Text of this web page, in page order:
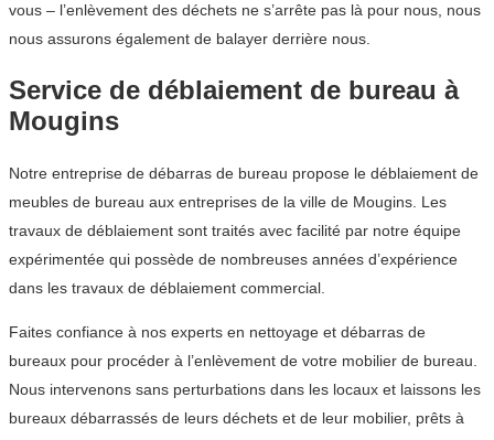
vous – l’enlèvement des déchets ne s’arrête pas là pour nous, nous
nous assurons également de balayer derrière nous.
Service de déblaiement de bureau à
Mougins
Notre entreprise de débarras de bureau propose le déblaiement de
meubles de bureau aux entreprises de la ville de Mougins. Les
travaux de déblaiement sont traités avec facilité par notre équipe
expérimentée qui possède de nombreuses années d’expérience
dans les travaux de déblaiement commercial.
Faites confiance à nos experts en nettoyage et débarras de
bureaux pour procéder à l’enlèvement de votre mobilier de bureau.
Nous intervenons sans perturbations dans les locaux et laissons les
bureaux débarrassés de leurs déchets et de leur mobilier, prêts à